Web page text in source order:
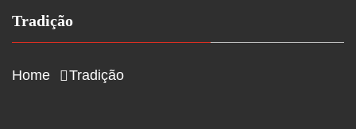
Tradição
Home Tradição